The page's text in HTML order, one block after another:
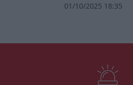
01/10/2025 18:35